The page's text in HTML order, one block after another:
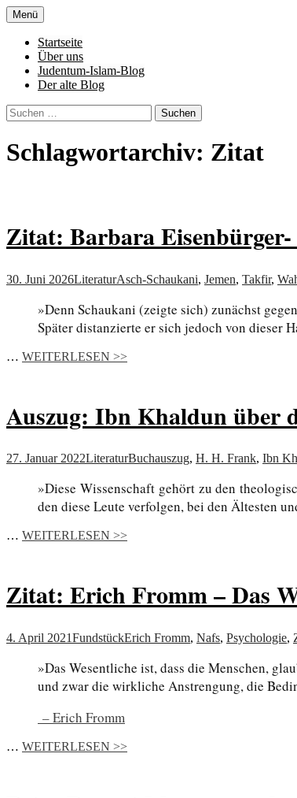
Zum
Inhalt
springen
Al-Adala.de
Menü
Startseite
Über uns
Judentum-Islam-Blog
Der alte Blog
Suchen
nach:
Schlagwortarchiv: Zitat
Zitat: Barbara
30. Juni 2026LiteraturAsch-Schaukani, Jemen, Takfir,
»Denn Schaukani (zeigte sich) zunächst
Später distanzierte er sich jedoch von dieser
… WEITERLESEN >>
Auszug: Ibn Khaldun über
27. Januar 2022LiteraturBuchauszug, H. H. Frank, Ibn
»Diese Wissenschaft gehört zu den
den diese Leute verfolgen, bei den Ältesten
… WEITERLESEN >>
Zitat: Erich Fromm – Das
4. April 2021FundstückErich Fromm, Nafs, Psychologie,
»Das Wesentliche ist, dass die Menschen,
und zwar die wirkliche Anstrengung, die
– Erich Fromm
… WEITERLESEN >>